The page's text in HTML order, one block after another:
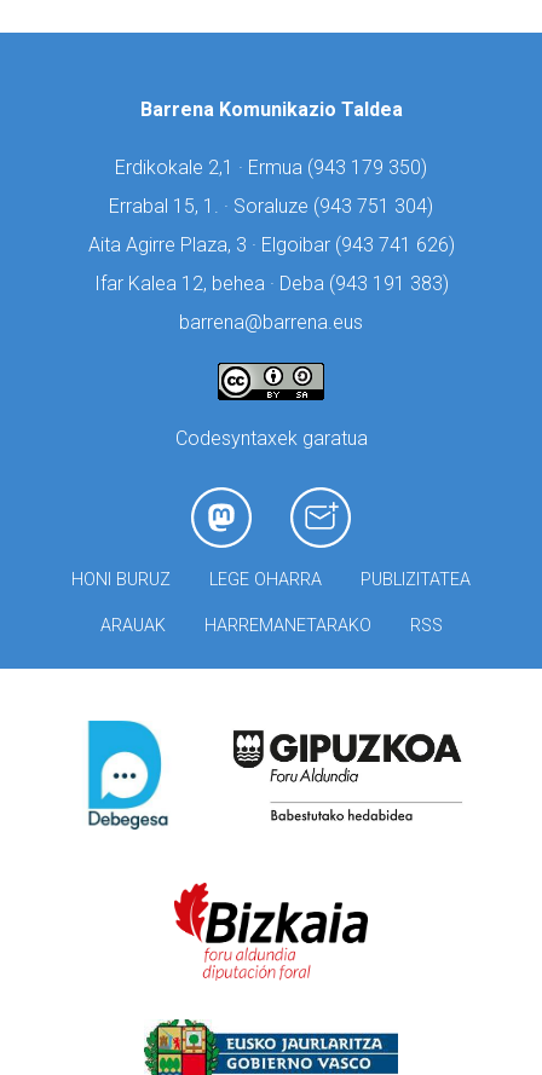
Barrena Komunikazio Taldea
Erdikokale 2,1 · Ermua (943 179 350)
Errabal 15, 1. · Soraluze (943 751 304)
Aita Agirre Plaza, 3 · Elgoibar (943 741 626)
Ifar Kalea 12, behea · Deba (943 191 383)
barrena@barrena.eus
Codesyntaxek garatua
HONI BURUZ LEGE OHARRA PUBLIZITATEA
ARAUAK HARREMANETARAKO RSS